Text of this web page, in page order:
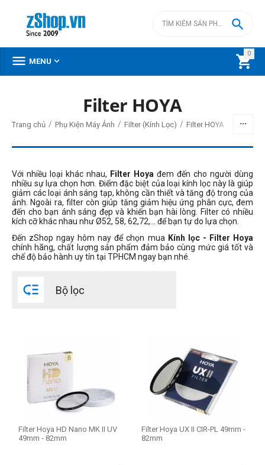
0


 MENU 
420000đ 2750000đ
Kích thước filter
40.5mm
49mm
82mm
CPL Slim
HMC-UV
UV
UX CPL
Filter HOYA
Trang chủ / Phụ Kiện Máy Ảnh / Filter (Kính Lọc) / Filter HOYA
Với nhiều loại khác nhau, Filter Hoya đem đến cho người dùng
nhiều sự lựa chọn hơn. Điểm đặc biệt của loại kính lọc này là giúp
giảm các loại ánh sáng tạp, không cần thiết và tăng độ trong của
ảnh. Ngoài ra, filter còn giúp tăng giảm hiệu ứng phân cực, đem
đến cho bạn ánh sáng đẹp và khiến bạn hài lòng. Filter có nhiều
kích cỡ khác nhau như Ø52, 58, 62,72,... để bạn tự do lựa chọn.
Đến zShop ngay hôm nay để chọn mua Kính lọc - Filter Hoya
chính hãng, chất lượng sản phẩm đảm bảo cùng mức giá tốt và
chế độ bảo hành uy tín tại TPHCM ngay bạn nhé.
 Bộ lọc
Filter Hoya HD Nano MK II UV
49mm - 82mm
Filter Hoya UX II CIR-PL 49mm -
82mm